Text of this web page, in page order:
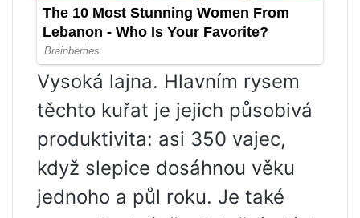
Vysoká lajna. Hlavním rysem
těchto kuřat je jejich působivá
produktivita: asi 350 vajec,
když slepice dosáhnou věku
jednoho a půl roku. Je také